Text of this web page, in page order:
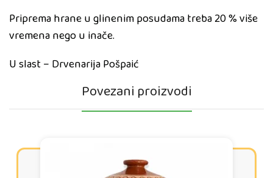
Priprema hrane u glinenim posudama treba 20 % više
vremena nego u inače.
U slast – Drvenarija Pošpaić
Povezani proizvodi